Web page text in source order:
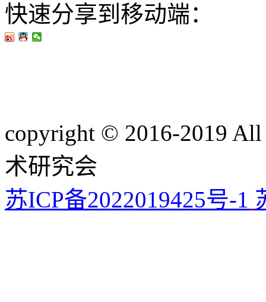
快速分享到移动端：
copyright © 2016-2019
术研究会
苏ICP备2022019425号-1